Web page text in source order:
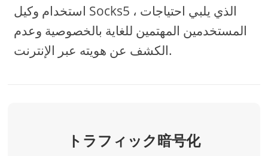
استخدام وكيل Socks5 ، الذي يلبي احتياجات
المستخدمين المهتمين للغاية بالخصوصية وعدم
الكشف عن هويته عبر الإنترنت.
トラフィック暗号化